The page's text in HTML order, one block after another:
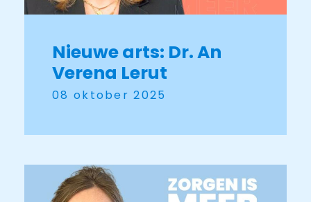
Nieuwe arts: Dr. An
Verena Lerut
08 oktober 2025